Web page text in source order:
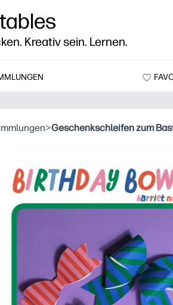
Kreativ sein. Lernen.
>Geschenkschleifen zum